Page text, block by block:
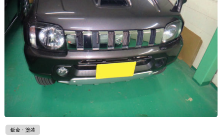
鈑金・塗装